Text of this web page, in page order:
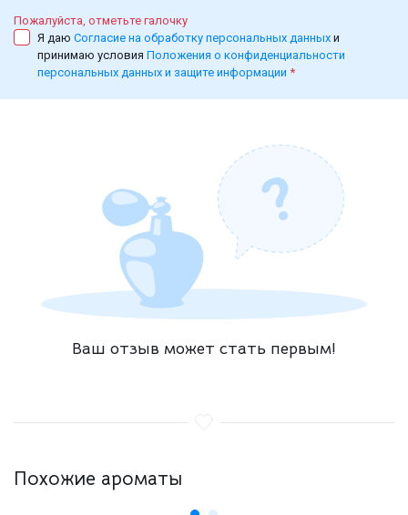
Пожалуйста, отметьте галочку
Я даю Согласие на обработку персональных данных и
принимаю условия Положения о конфиденциальности
персональных данных и защите информации *
Ваш отзыв может стать первым!
Похожие ароматы